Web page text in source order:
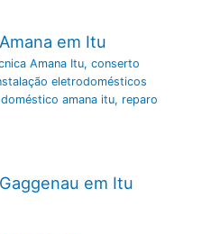
em Itu
Amana Itu, conserto
eletrodomésticos
amana itu, reparo
em Itu